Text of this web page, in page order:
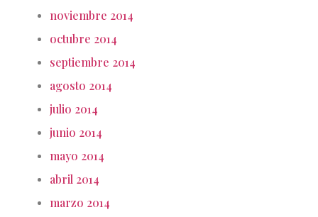
noviembre 2014
octubre 2014
septiembre 2014
agosto 2014
julio 2014
junio 2014
mayo 2014
abril 2014
marzo 2014